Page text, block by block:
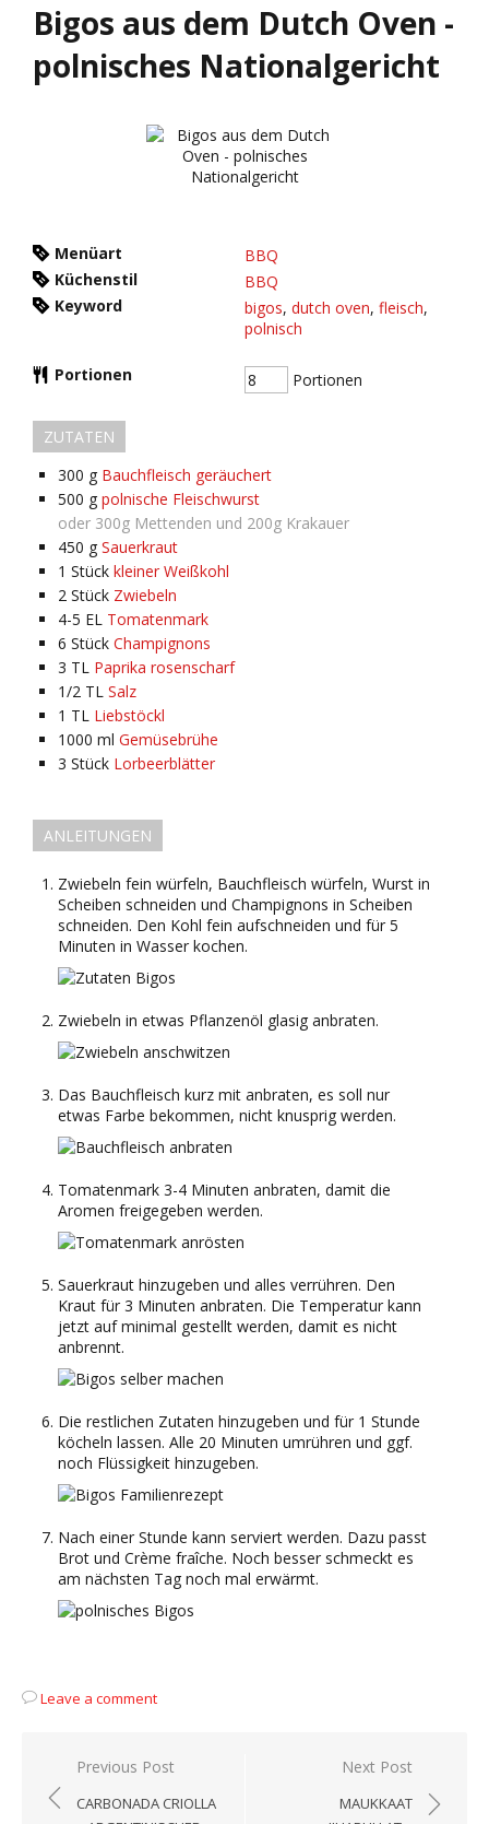
Bigos aus dem Dutch Oven -
polnisches Nationalgericht
Menüart
BBQ
Küchenstil
BBQ
Keyword
bigos, dutch oven, fleisch,
polnisch
Portionen Portionen
ZUTATEN
300 g Bauchfleisch geräuchert
500 g polnische Fleischwurst
oder 300g Mettenden und 200g Krakauer
450 g Sauerkraut
1 Stück kleiner Weißkohl
2 Stück Zwiebeln
4-5 EL Tomatenmark
6 Stück Champignons
3 TL Paprika rosenscharf
1/2 TL Salz
1 TL Liebstöckl
1000 ml Gemüsebrühe
3 Stück Lorbeerblätter
ANLEITUNGEN
Zwiebeln fein würfeln, Bauchfleisch würfeln, Wurst in
Scheiben schneiden und Champignons in Scheiben
schneiden. Den Kohl fein aufschneiden und für 5
Minuten in Wasser kochen.
Zwiebeln in etwas Pflanzenöl glasig anbraten.
Das Bauchfleisch kurz mit anbraten, es soll nur
etwas Farbe bekommen, nicht knusprig werden.
Tomatenmark 3-4 Minuten anbraten, damit die
Aromen freigegeben werden.
Sauerkraut hinzugeben und alles verrühren. Den
Kraut für 3 Minuten anbraten. Die Temperatur kann
jetzt auf minimal gestellt werden, damit es nicht
anbrennt.
Die restlichen Zutaten hinzugeben und für 1 Stunde
köcheln lassen. Alle 20 Minuten umrühren und ggf.
noch Flüssigkeit hinzugeben.
Nach einer Stunde kann serviert werden. Dazu passt
Brot und Crème fraîche. Noch besser schmeckt es
am nächsten Tag noch mal erwärmt.
Leave a comment
Beitragsnavigation
Previous Post
CARBONADA CRIOLLA
Next Post
MAUKKAAT